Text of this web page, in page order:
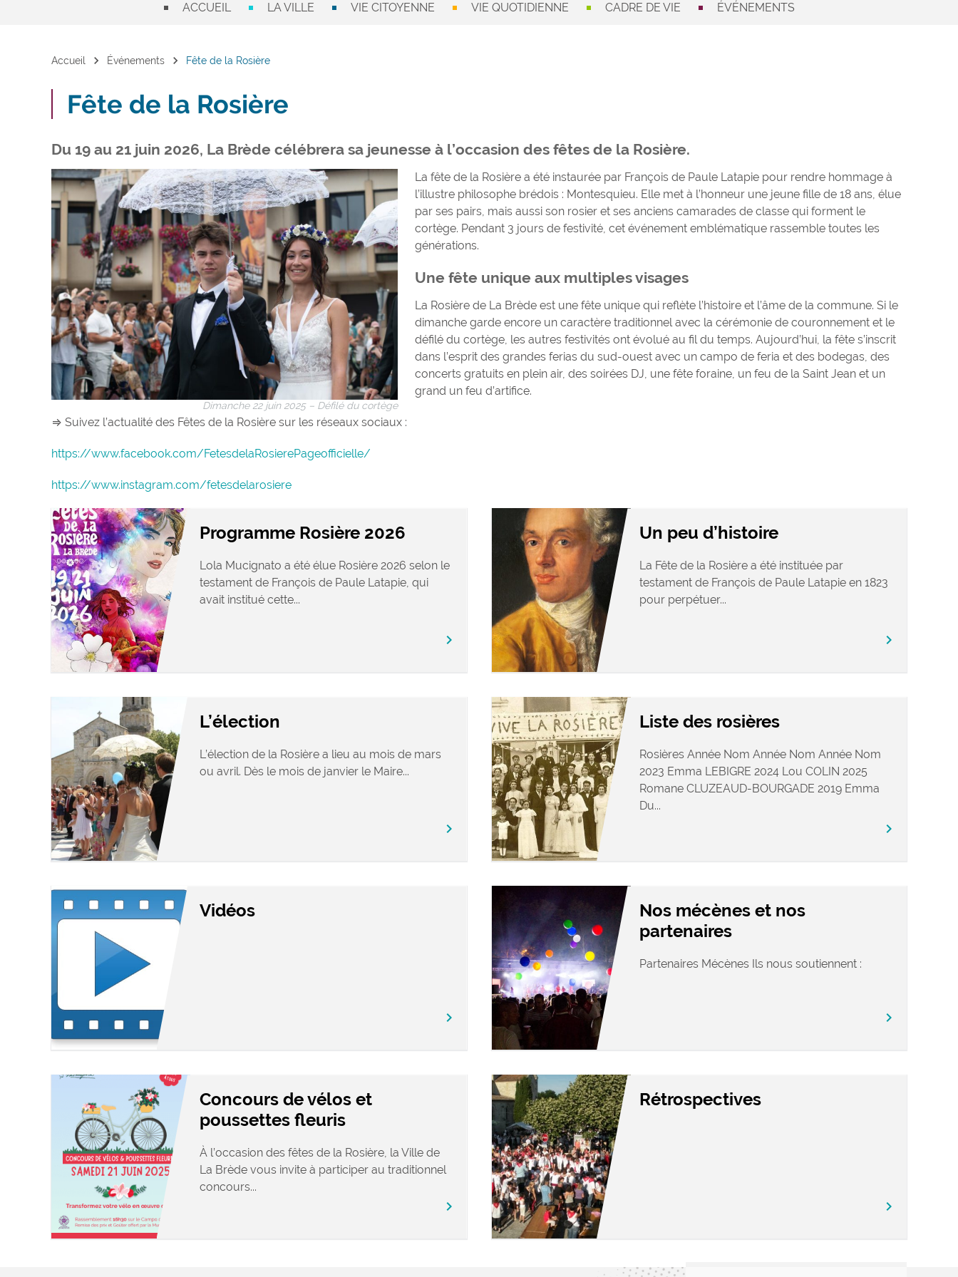
ACCUEIL LA VILLE VIE CITOYENNE VIE QUOTIDIENNE CADRE DE VIE ÉVÉNEMENTS
Accueil chevron_right Événements chevron_right Fête de la Rosière
Fête de la Rosière
Du 19 au 21 juin 2026, La Brède célébrera sa jeunesse à l’occasion des fêtes de la Rosière.
Dimanche 22 juin 2025 – Défilé du cortège
La fête de la Rosière a été instaurée par François de Paule Latapie pour rendre hommage à
l’illustre philosophe brédois : Montesquieu. Elle met à l’honneur une jeune fille de 18 ans, élue
par ses pairs, mais aussi son rosier et ses anciens camarades de classe qui forment le
cortège. Pendant 3 jours de festivité, cet événement emblématique rassemble toutes les
générations.
Une fête unique aux multiples visages
La Rosière de La Brède est une fête unique qui reflète l’histoire et l’âme de la commune. Si le
dimanche garde encore un caractère traditionnel avec la cérémonie de couronnement et le
défilé du cortège, les autres festivités ont évolué au fil du temps. Aujourd’hui, la fête s’inscrit
dans l’esprit des grandes ferias du sud-ouest avec un campo de feria et des bodegas, des
concerts gratuits en plein air, des soirées DJ, une fête foraine, un feu de la Saint Jean et un
grand un feu d’artifice.
⇒ Suivez l’actualité des Fêtes de la Rosière sur les réseaux sociaux :
https://www.facebook.com/FetesdelaRosierePageofficielle/
https://www.instagram.com/fetesdelarosiere
Programme Rosière 2026
Lola Mucignato a été élue Rosière 2026 selon le
testament de François de Paule Latapie, qui
avait institué cette...
chevron_right
Un peu d’histoire
La Fête de la Rosière a été instituée par
testament de François de Paule Latapie en 1823
pour perpétuer...
chevron_right
L’élection
L’élection de la Rosière a lieu au mois de mars
ou avril. Dès le mois de janvier le Maire...
chevron_right
Liste des rosières
Rosières Année Nom Année Nom Année Nom
2023 Emma LEBIGRE 2024 Lou COLIN 2025
Romane CLUZEAUD-BOURGADE 2019 Emma
Du...
chevron_right
Vidéos
chevron_right
Nos mécènes et nos
partenaires
Partenaires Mécènes Ils nous soutiennent :
chevron_right
Concours de vélos et
poussettes fleuris
À l’occasion des fêtes de la Rosière, la Ville de
La Brède vous invite à participer au traditionnel
concours...
chevron_right
Rétrospectives
chevron_right